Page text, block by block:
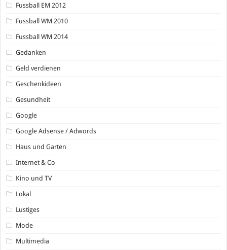
Fussball EM 2012
Fussball WM 2010
Fussball WM 2014
Gedanken
Geld verdienen
Geschenkideen
Gesundheit
Google
Google Adsense / Adwords
Haus und Garten
Internet & Co
Kino und TV
Lokal
Lustiges
Mode
Multimedia